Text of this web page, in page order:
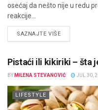
osećaj da nešto nije u redu
reakcije...
SAZNAJTE VIŠEDETAILS
Pistaći ili kikiriki – šta
BY MILENA STEVANOVIĆ JUL 30,
LIFESTYLE